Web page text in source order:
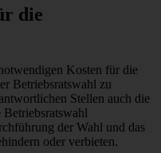
die
Kosten für die
Betriebsratswahl zu
Stellen auch die
der Wahl und das
oder verbieten.